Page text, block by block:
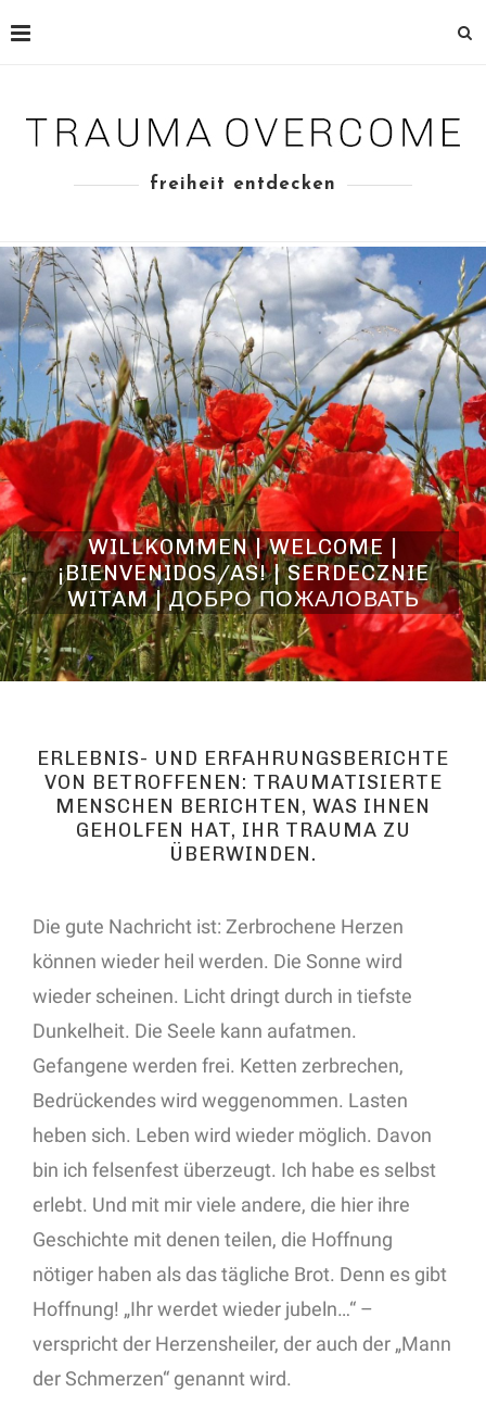
freiheit entdecken
WILLKOMMEN | WELCOME |
¡BIENVENIDOS/AS! | SERDECZNIE
WITAM | ДОБРО ПОЖАЛОВАТЬ
ERLEBNIS- UND ERFAHRUNGSBERICHTE
VON BETROFFENEN: TRAUMATISIERTE
MENSCHEN BERICHTEN, WAS IHNEN
GEHOLFEN HAT, IHR TRAUMA ZU
ÜBERWINDEN.
Die gute Nachricht ist: Zerbrochene Herzen
können wieder heil werden. Die Sonne wird
wieder scheinen. Licht dringt durch in tiefste
Dunkelheit. Die Seele kann aufatmen.
Gefangene werden frei. Ketten zerbrechen,
Bedrückendes wird weggenommen. Lasten
heben sich. Leben wird wieder möglich. Davon
bin ich felsenfest überzeugt. Ich habe es selbst
erlebt. Und mit mir viele andere, die hier ihre
Geschichte mit denen teilen, die Hoffnung
nötiger haben als das tägliche Brot. Denn es gibt
Hoffnung! „Ihr werdet wieder jubeln…“ –
verspricht der Herzensheiler, der auch der „Mann
der Schmerzen“ genannt wird.